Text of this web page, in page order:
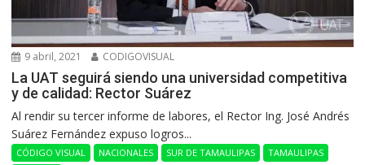
9 abril, 2021 CODIGOVISUAL
La UAT seguirá siendo una universidad competitiva
y de calidad: Rector Suárez
Al rendir su tercer informe de labores, el Rector Ing. José Andrés
Suárez Fernández expuso logros...
CÓDIGO VISUAL NACIONALES SUR DE TAMAULIPAS
TAMAULIPAS